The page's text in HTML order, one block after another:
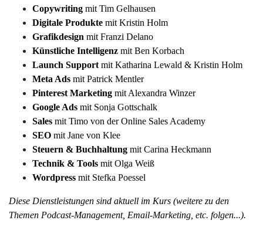
Copywriting mit Tim Gelhausen
Digitale Produkte mit Kristin Holm
Grafikdesign mit Franzi Delano
Künstliche Intelligenz mit Ben Korbach
Launch Support mit Katharina Lewald & Kristin Holm
Meta Ads mit Patrick Mentler
Pinterest Marketing mit Alexandra Winzer
Google Ads mit Sonja Gottschalk
Sales mit Timo von der Online Sales Academy
SEO mit Jane von Klee
Steuern & Buchhaltung mit Carina Heckmann
Technik & Tools mit Olga Weiß
Wordpress mit Stefka Poessel
Diese Dienstleistungen sind aktuell im Kurs (weitere zu den
Themen Podcast-Management, Email-Marketing, etc. folgen...).